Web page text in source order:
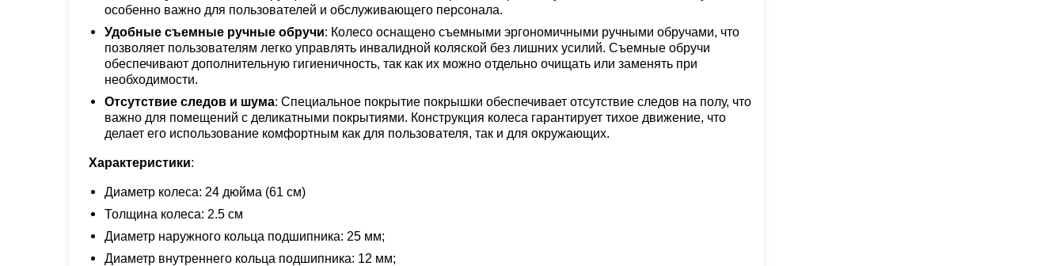
особенно важно для пользователей и обслуживающего персонала.
Удобные съемные ручные обручи: Колесо оснащено съемными эргономичными ручными обручами, что
позволяет пользователям легко управлять инвалидной коляской без лишних усилий. Съемные обручи
обеспечивают дополнительную гигиеничность, так как их можно отдельно очищать или заменять при
необходимости.
Отсутствие следов и шума: Специальное покрытие покрышки обеспечивает отсутствие следов на полу, что
важно для помещений с деликатными покрытиями. Конструкция колеса гарантирует тихое движение, что
делает его использование комфортным как для пользователя, так и для окружающих.
Характеристики:
Диаметр колеса: 24 дюйма (61 см)
Толщина колеса: 2.5 см
Диаметр наружного кольца подшипника: 25 мм;
Диаметр внутреннего кольца подшипника: 12 мм;